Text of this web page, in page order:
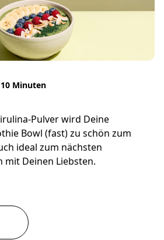
10 Minuten
Pulver wird Deine
Bowl (fast) zu schön zum
ideal zum nächsten
mit Deinen Liebsten.